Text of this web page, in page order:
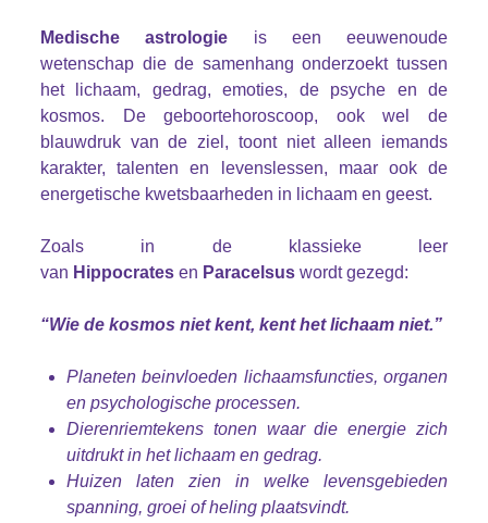
Medische astrologie is een eeuwenoude
wetenschap die de samenhang onderzoekt tussen
het lichaam, gedrag, emoties, de psyche en de
kosmos. De geboortehoroscoop, ook wel de
blauwdruk van de ziel, toont niet alleen iemands
karakter, talenten en levenslessen, maar ook de
energetische kwetsbaarheden in lichaam en geest.
Zoals in de klassieke leer
van Hippocrates en Paracelsus wordt gezegd:
“Wie de kosmos niet kent, kent het lichaam niet.”
Planeten beinvloeden lichaamsfuncties, organen
en psychologische processen.
Dierenriemtekens tonen waar die energie zich
uitdrukt in het lichaam en gedrag.
Huizen laten zien in welke levensgebieden
spanning, groei of heling plaatsvindt.